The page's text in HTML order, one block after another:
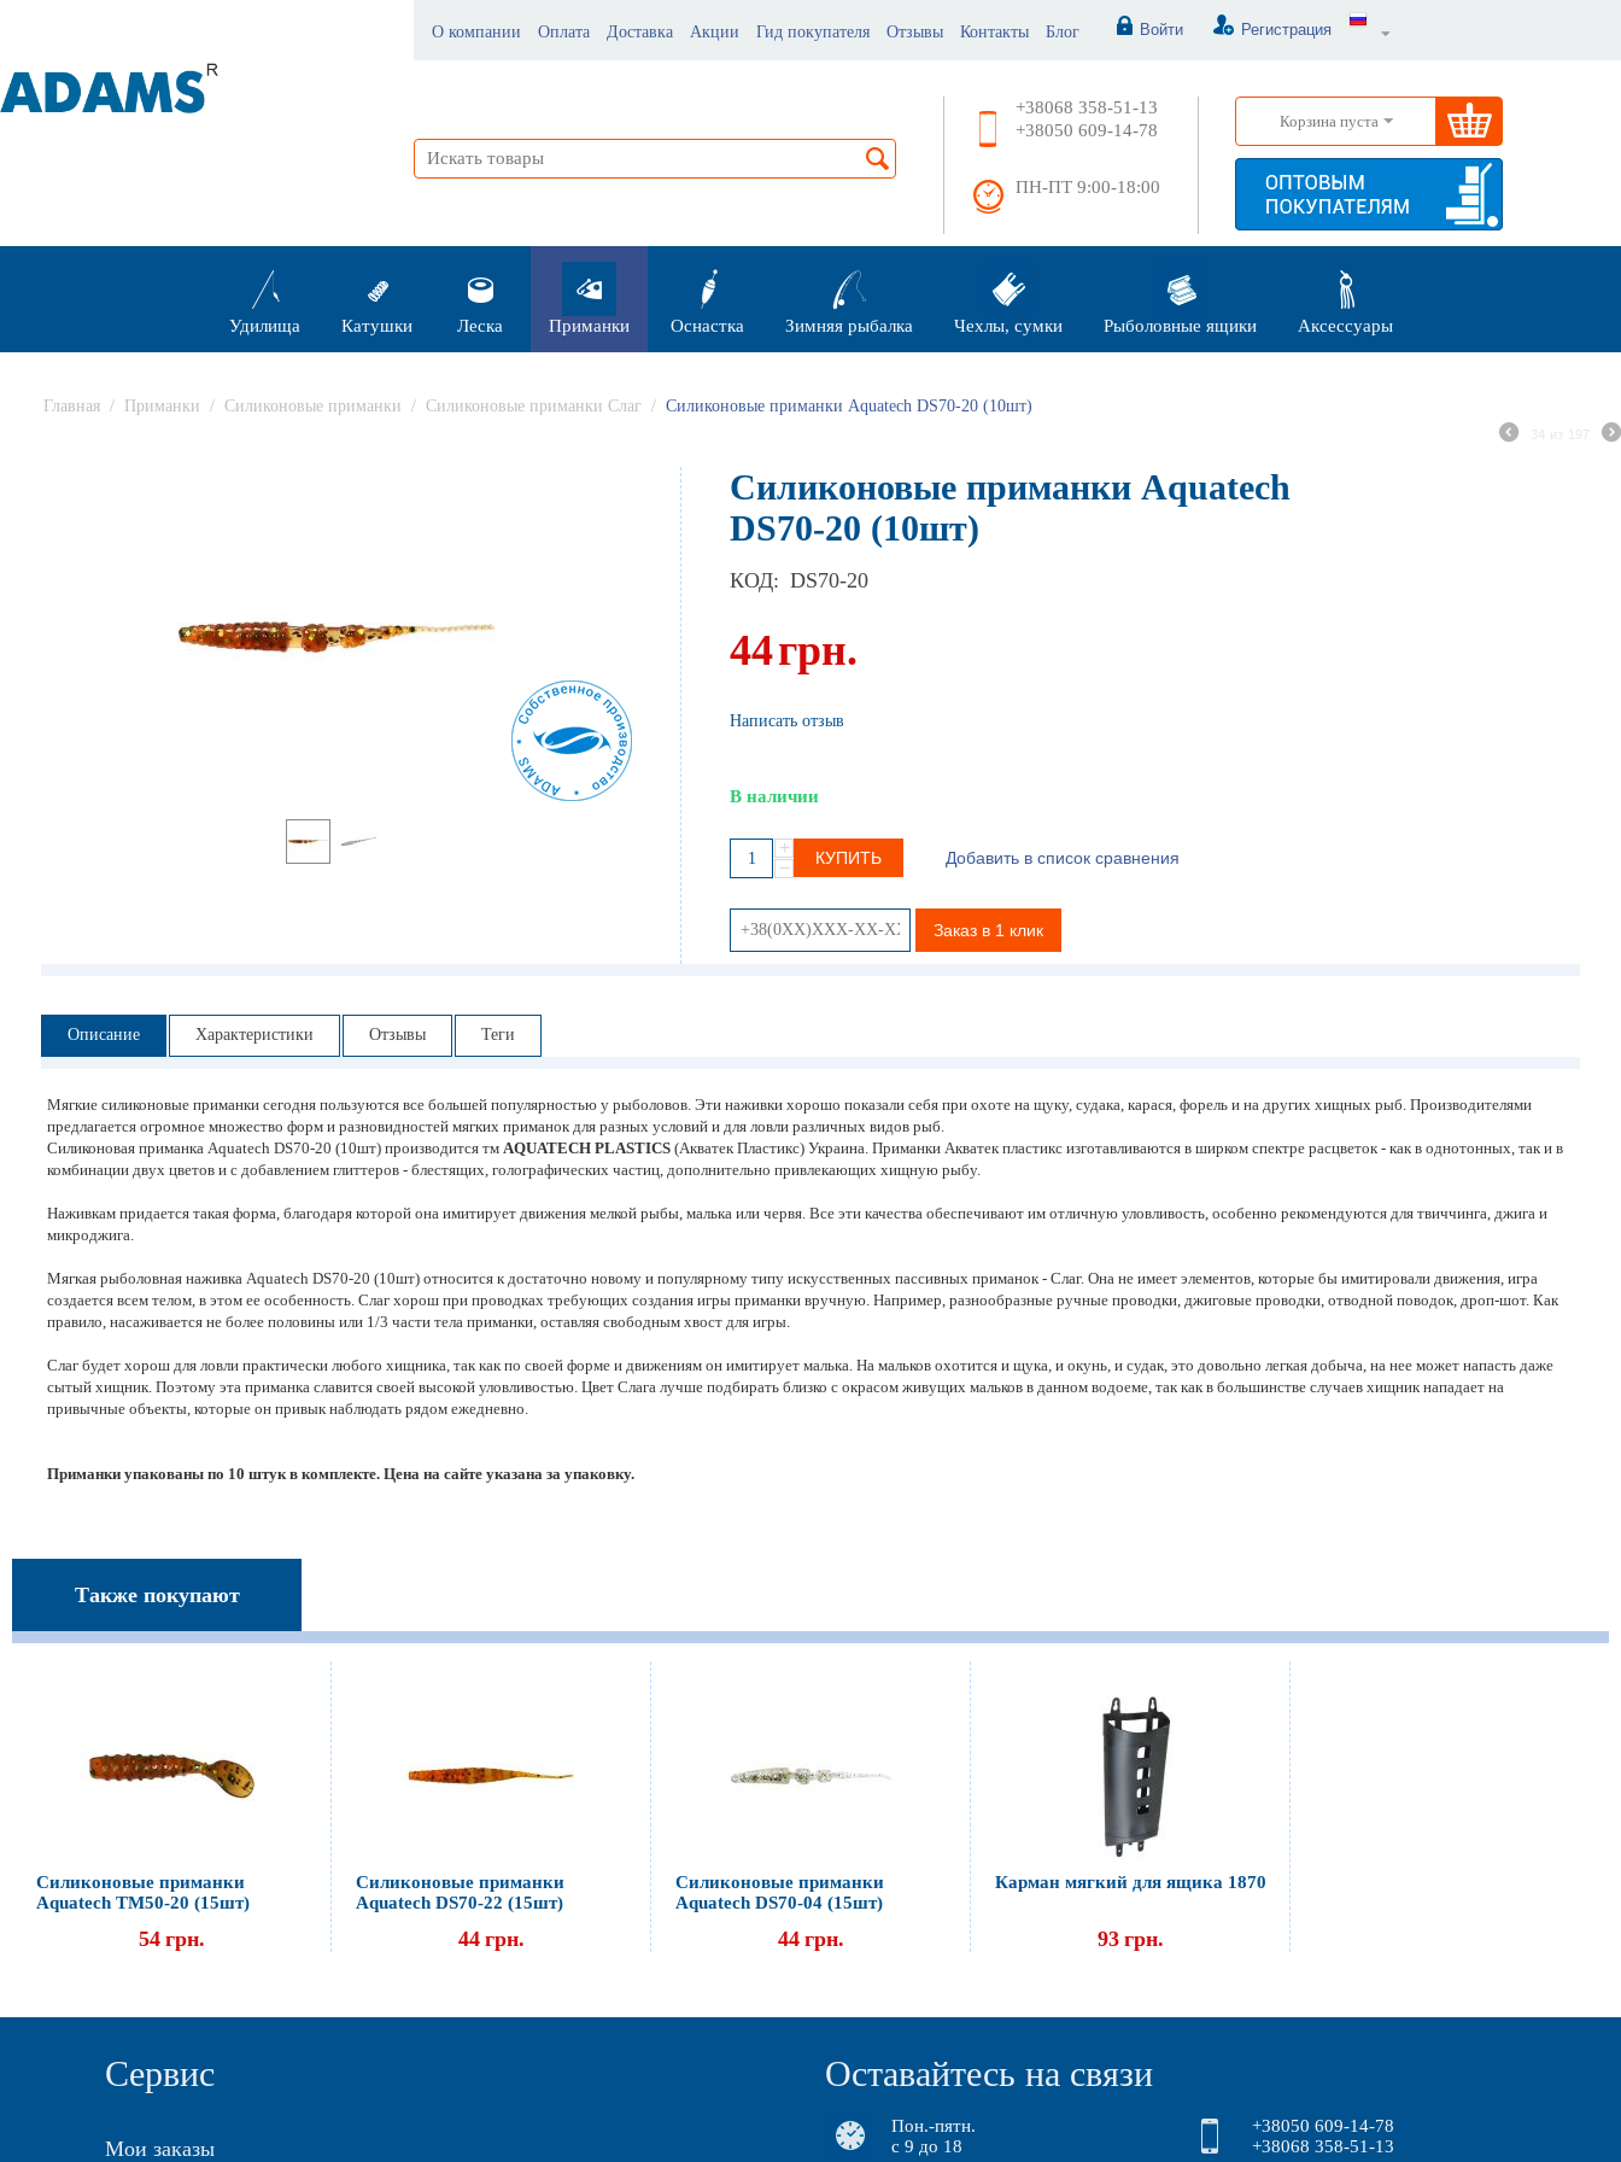
О компании Оплата Доставка Акции Гид покупателя Отзывы Контакты Блог Войти Регистрация
+38068 358-51-13
+38050 609-14-78
ПН-ПТ 9:00-18:00
Корзина пуста
Удилища Катушки Леска Приманки Оснастка Зимняя рыбалка Чехлы, сумки Рыболовные ящики Аксессуары
Главная / Приманки / Силиконовые приманки / Силиконовые приманки Слаг / Силиконовые приманки Aquatech DS70-20 (10шт)
34
Силиконовые приманки Aquatech
DS70-20 (10шт)
КОД: DS70-20
44грн.
Написать отзыв
В наличии
+
−
КУПИТЬ Добавить в список сравнения
Заказ в 1 клик
Описание Характеристики Отзывы Теги
Мягкие силиконовые приманки сегодня пользуются все большей популярностью у рыболовов. Эти наживки хорошо показали себя при охоте на щуку, судака, карася, форель и на других хищных рыб. Производителями
предлагается огромное множество форм и разновидностей мягких приманок для разных условий и для ловли различных видов рыб.
Силиконовая приманка Aquatech DS70-20 (10шт) производится тм AQUATECH PLASTICS (Акватек Пластикс) Украина. Приманки Акватек пластикс изготавливаются в ширком спектре расцветок - как в однотонных, так и в
комбинации двух цветов и с добавлением глиттеров - блестящих, голографических частиц, дополнительно привлекающих хищную рыбу.
Наживкам придается такая форма, благодаря которой она имитирует движения мелкой рыбы, малька или червя. Все эти качества обеспечивают им отличную уловливость, особенно рекомендуются для твиччинга, джига и
микроджига.
Мягкая рыболовная наживка Aquatech DS70-20 (10шт) относится к достаточно новому и популярному типу искусственных пассивных приманок - Слаг. Она не имеет элементов, которые бы имитировали движения, игра
создается всем телом, в этом ее особенность. Слаг хорош при проводках требующих создания игры приманки вручную. Например, разнообразные ручные проводки, джиговые проводки, отводной поводок, дроп-шот. Как
правило, насаживается не более половины или 1/3 части тела приманки, оставляя свободным хвост для игры.
Слаг будет хорош для ловли практически любого хищника, так как по своей форме и движениям он имитирует малька. На мальков охотится и щука, и окунь, и судак, это довольно легкая добыча, на нее может напасть даже
сытый хищник. Поэтому эта приманка славится своей высокой уловливостью. Цвет Слага лучше подбирать близко с окрасом живущих мальков в данном водоеме, так как в большинстве случаев хищник нападает на
привычные объекты, которые он привык наблюдать рядом ежедневно.
Приманки упакованы по 10 штук в комплекте. Цена на сайте указана за упаковку.
Также покупают
Силиконовые приманки
Aquatech ТМ50-20 (15шт)
54 грн.
Силиконовые приманки
Aquatech DS70-22 (15шт)
44 грн.
Силиконовые приманки
Aquatech DS70-04 (15шт)
44 грн.
Карман мягкий для ящика 1870
93 грн.
Сервис
Мои заказы
Оставайтесь на связи
Пон.-пятн.
с 9 до 18
+38050 609-14-78
+38068 358-51-13